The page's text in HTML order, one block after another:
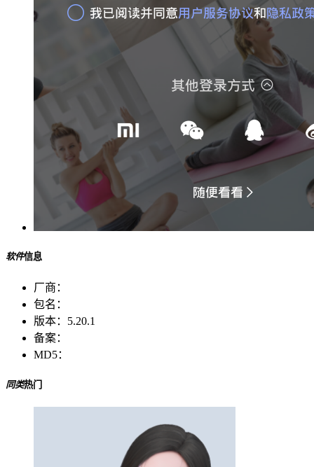
软件信息
厂商：
包名：
版本： 5.20.1
备案：
MD5：
同类热门